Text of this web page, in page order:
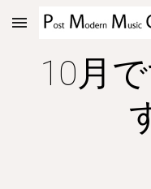
Skip to main content
10月